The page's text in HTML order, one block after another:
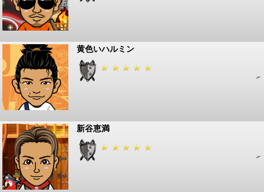
黄色いハルミン
新谷恵満